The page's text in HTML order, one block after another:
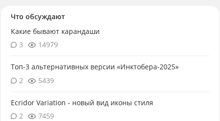
Что обсуждают
Какие бывают карандаши
3
14979
Топ-3 альтернативных версии «Инктобера-2025»
2
5439
Ecridor Variation - новый вид иконы стиля
2
7459